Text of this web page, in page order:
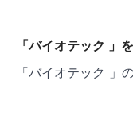
ー
シ
「バイオテック 」
「バイオテック